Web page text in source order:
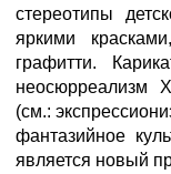
стереотипы
яркими
графитти.
неосюрреализм
(см.:
фантазийное
является новый